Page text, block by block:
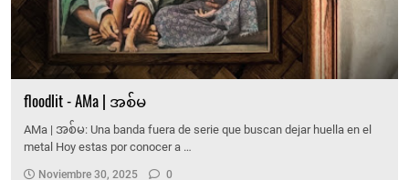
floodlit - AMa | အစ်မ
AMa | အစ်မ: Una banda fuera de serie que buscan dejar huella en el
metal Hoy estas por conocer a …
Noviembre 30, 2025 0